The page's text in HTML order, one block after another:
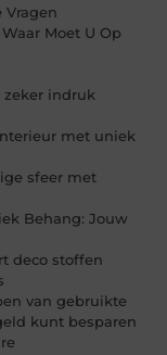
Vragen
Moet U Op
zeker indruk
met uniek
sfeer met
Behang: Jouw
deco stoffen
van gebruikte
kunt besparen